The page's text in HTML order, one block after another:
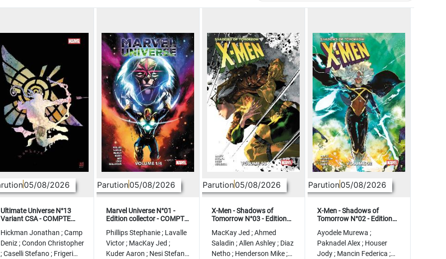
05/08/2026
Ultimate Universe N°13
Variant CSA - COMPTE
Hickman Jonathan ;Camp
Deniz;Condon Christopher
;Caselli Stefano; Frigeri
Parution05/08/2026
Marvel Universe N°01 -
Edition collector - COMPTE
Phillips Stephanie; Lavalle
Victor; MacKay Jed ;
Kuder Aaron ; Nesi Stefano
Parution05/08/2026
X-Men - Shadows of
Tomorrow N°03 - Edition
MacKay Jed ;Ahmed
Saladin ;Allen Ashley; Diaz
Netho; Henderson Mike;
Parution05/08/2026
X-Men - Shadows of
Tomorrow N°02 - Edition
Ayodele Murewa ;
Paknadel Alex; Houser
Jody; Mancin Federica ;